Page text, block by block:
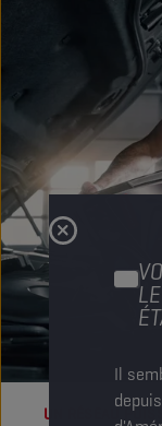
Il
UN RÉSEAU